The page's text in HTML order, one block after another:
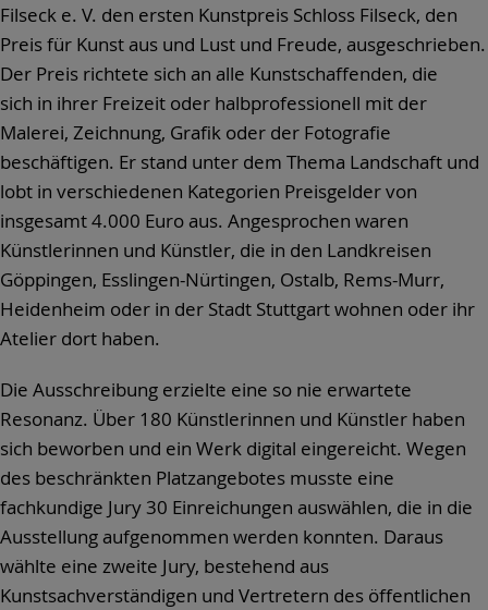
Filseck e. V. den ersten Kunstpreis Schloss Filseck, den
Preis für Kunst aus und Lust und Freude, ausgeschrieben.
Der Preis richtete sich an alle Kunstschaffenden, die
sich in ihrer Freizeit oder halbprofessionell mit der
Malerei, Zeichnung, Grafik oder der Fotografie
beschäftigen. Er stand unter dem Thema Landschaft und
lobt in verschiedenen Kategorien Preisgelder von
insgesamt 4.000 Euro aus. Angesprochen waren
Künstlerinnen und Künstler, die in den Landkreisen
Göppingen, Esslingen-Nürtingen, Ostalb, Rems-Murr,
Heidenheim oder in der Stadt Stuttgart wohnen oder ihr
Atelier dort haben.
Die Ausschreibung erzielte eine so nie erwartete
Resonanz. Über 180 Künstlerinnen und Künstler haben
sich beworben und ein Werk digital eingereicht. Wegen
des beschränkten Platzangebotes musste eine
fachkundige Jury 30 Einreichungen auswählen, die in die
Ausstellung aufgenommen werden konnten. Daraus
wählte eine zweite Jury, bestehend aus
Kunstsachverständigen und Vertretern des öffentlichen